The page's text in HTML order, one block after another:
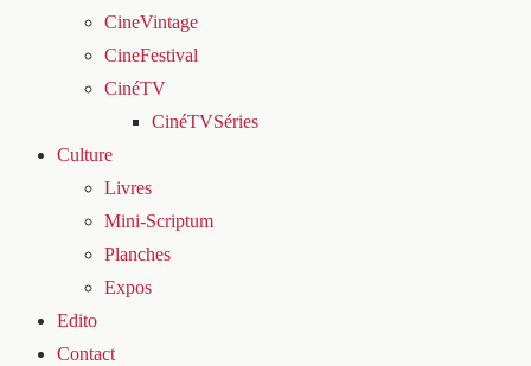
CineVintage
CineFestival
CinéTV
CinéTVSéries
Culture
Livres
Mini-Scriptum
Planches
Expos
Edito
Contact